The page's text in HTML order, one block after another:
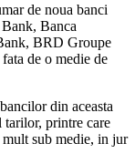
de noua banci
Banca
BRD Groupe
de o medie de
din aceasta
tarilor, printre care
sub medie, in jur